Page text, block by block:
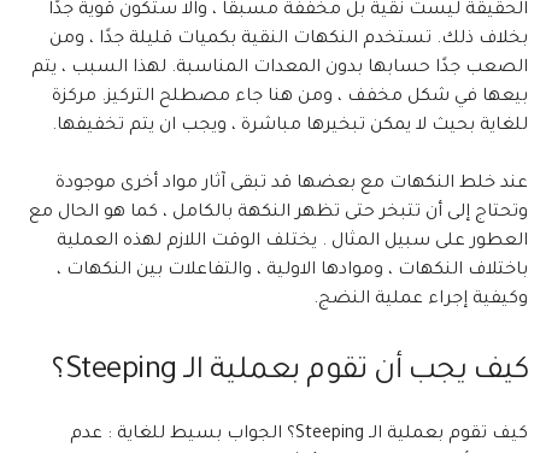
الحقيقة ليست نقية بل مخففة مسبقًا ، والا ستكون قوية جدًا
بخلاف ذلك. تستخدم النكهات النقية بكميات قليلة جدًا ، ومن
الصعب جدًا حسابها بدون المعدات المناسبة. لهذا السبب ، يتم
بيعها في شكل مخفف ، ومن هنا جاء مصطلح التركيز. مركزة
للغاية بحيث لا يمكن تبخيرها مباشرة ، ويجب ان يتم تخفيفها.
عند خلط النكهات مع بعضها قد تبقى آثار مواد أخرى موجودة
وتحتاج إلى أن تتبخر حتى تظهر النكهة بالكامل ، كما هو الحال مع
العطور على سبيل المثال . يختلف الوقت اللازم لهذه العملية
باختلاف النكهات ، وموادها الاولية ، والتفاعلات بين النكهات ،
وكيفية إجراء عملية النضج.
كيف يجب أن تقوم بعملية الـ Steeping؟
كيف تقوم بعملية الـ Steeping؟ الجواب بسيط للغاية : عدم